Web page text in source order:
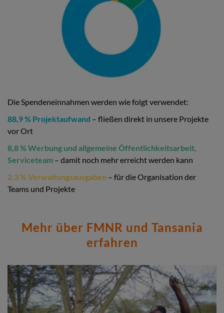
Die Spendeneinnahmen werden wie folgt verwendet:
88,9 % Projektaufwand – fließen direkt in unsere Projekte
vor Ort
8,8 % Werbung und allgemeine Öffentlichkeitsarbeit,
Serviceteam – damit noch mehr erreicht werden kann
2,3 % Verwaltungsausgaben – für die Organisation der
Teams und Projekte
Mehr über FMNR und Tansania
erfahren